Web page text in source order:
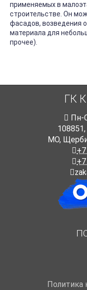
применяемых в
строительстве. Он
фасадов, возведения
материала для
прочее).
ГК
Пн-
108851,
МО,
Политика